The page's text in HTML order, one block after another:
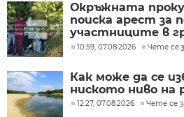
Окръжната
поиска арест за
участниците в
разбитата
10:59, 07.08.2026 Чете се
Как може да се
ниското ниво на
12:27, 07.08.2026 Чете се